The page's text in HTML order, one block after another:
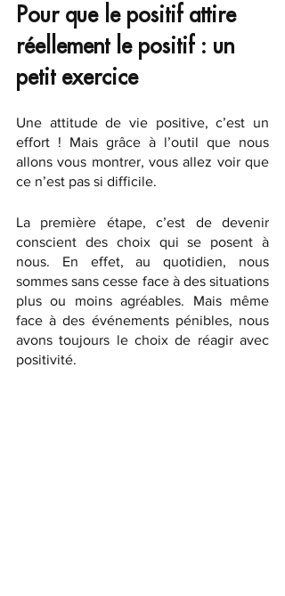
Pour que le positif attire
réellement le positif : un
petit exercice
Une attitude de vie positive, c’est un
effort ! Mais grâce à l’outil que nous
allons vous montrer, vous allez voir que
ce n’est pas si difficile.
La première étape, c’est de devenir
conscient des choix qui se posent à
nous. En effet, au quotidien, nous
sommes sans cesse face à des situations
plus ou moins agréables. Mais même
face à des événements pénibles, nous
avons toujours le choix de réagir avec
positivité.